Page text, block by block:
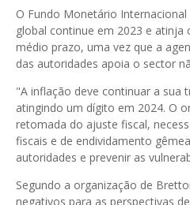
O Fundo Monetário
global continue em 2023 e atinja
médio prazo, uma vez que a
das autoridades apoia o sector
"A inflação deve continuar a sua
atingindo um dígito em 2024. O
retomada do ajuste fiscal,
fiscais e de endividamento
autoridades e prevenir as
Segundo a organização de
negativos para as perspectivas